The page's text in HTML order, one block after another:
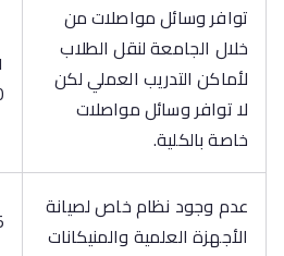
توافر وسائل مواصلات من
خلال الجامعة لنقل الطلاب
لأماكن التدريب العملي لكن
لا توافر وسائل مواصلات
خاصة بالكلية.
عدم وجود نظام خاص لصيانة
الأجهزة العلمية والمنيكانات